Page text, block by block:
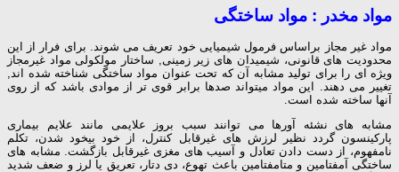
مواد مخدر : مواد ساختگی
مواد غیر مجاز براساس فرمول شیمیایی خود تعریف می شوند. برای فرار از این
محدودیت های قانونی، شیمیدان های زیر زمینی, ساختار مولكولی مواد غیرمجاز
ویژه ای را برای تولید مشابه آن كه تحت عنوان مواد ساختگی شناخته شده اند,
تغییر می دهند. این مواد میتواند صدها برابر قوی تر از موادی باشد كه از روی
آنها ساخته شده است.
مشابه های نشئه آورها می توانند سبب بروز علایمی مانند علایم بیماری
پاركینسون گردد نظیر لرزش های غیرقابل كنترل، از خود بیخود شدن، تكلم
نامفهوم، از دست دادن تعادل و آسیب های مغزی غیرقابل بازگشت. مشابه های
ساختگی آمفتامین و متامفتامین باعث تهوع، دی دتار، تعریق یا لرز و ضعف شدید